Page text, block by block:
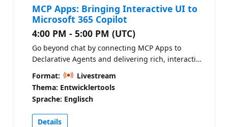
MCP Apps: Bringing Interactive UI to
Microsoft 365 Copilot
4:00 PM - 5:00 PM (UTC)
Go beyond chat by connecting MCP Apps to
Declarative Agents and delivering rich, interactive
experiences directly inside Microsoft 365 Copilot.
Hear from the product team and see how custom
user interfaces can turn agent responses into
actionable workflows. Copilot Developer Camp
Format:
Livestream
Thema: Entwicklertools
Sprache: Englisch
Details